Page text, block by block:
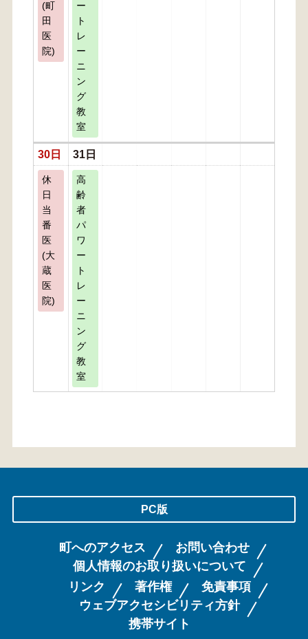
(町
田
医
院)
ー
ト
レ
ー
ニ
ン
グ
教
室
30日 31日
休
日
当
番
医
(大
蔵
医
院)
高
齢
者
パ
ワ
ー
ト
レ
ー
ニ
ン
グ
教
室
PC版
町へのアクセス
お問い合わせ
個人情報のお取り扱いについて
リンク
著作権
免責事項
ウェブアクセシビリティ方針
携帯サイト